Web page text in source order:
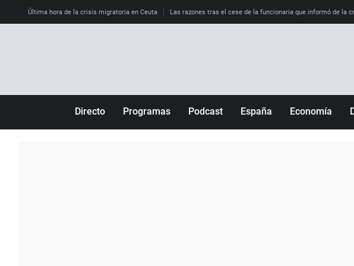
Última hora de la crisis migratoria en Ceuta Las razones tras el cese de la funcionaria que informó de la
Directo Programas Podcast España Economía